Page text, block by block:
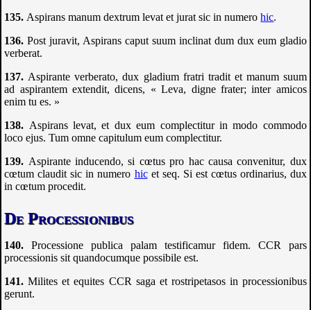
Aspirans manum dextrum levat et jurat sic in numerohic.
Post juravit, Aspirans caput suum inclinat dum dux eum gladio
verberat.
Aspirante verberato, dux gladium fratri tradit et manum suum
ad aspirantem extendit, dicens, « Leva, digne frater; inter amicos
enim tu es. »
Aspirans levat, et dux eum complectitur in modo commodo
loco ejus. Tum omne capitulum eum complectitur.
Aspirante inducendo, si cœtus pro hac causa convenitur, dux
cœtum claudit sic in numero hicet seq. Si est cœtus ordinarius, dux
in cœtum procedit.
De Processionibus
Processione publica palam testificamur fidem. CCR pars
processionis sit quandocumque possibile est.
Milites et equites CCR saga et rostripetasos in processionibus
gerunt.